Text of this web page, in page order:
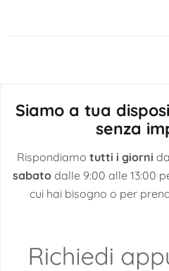
Siamo a tua
senza
Rispondiamo tutti i giorni
sabatodalle 9:00 alle 13:00
cui hai bisogno o per